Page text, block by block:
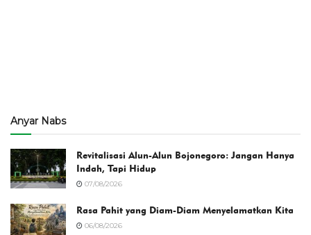
Anyar Nabs
Revitalisasi Alun-Alun Bojonegoro: Jangan Hanya
Indah, Tapi Hidup
07/08/2026
Rasa Pahit yang Diam-Diam Menyelamatkan Kita
06/08/2026